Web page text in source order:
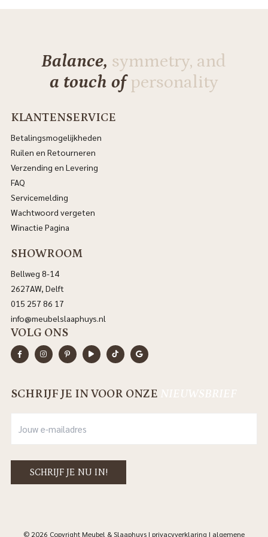
Balance, symmetry, and
a touch ofpersonality
KLANTENSERVICE
Betalingsmogelijkheden
Ruilen en Retourneren
Verzending en Levering
FAQ
Servicemelding
Wachtwoord vergeten
Winactie Pagina
SHOWROOM
Bellweg 8-14
2627AW, Delft
015 257 86 17
info@meubelslaaphuys.nl
VOLG ONS
SCHRIJF JE IN VOOR ONZE NIEUWSBRIEF
© 2026 Copyright Meubel & Slaaphuys | privacyverklaring | algemene